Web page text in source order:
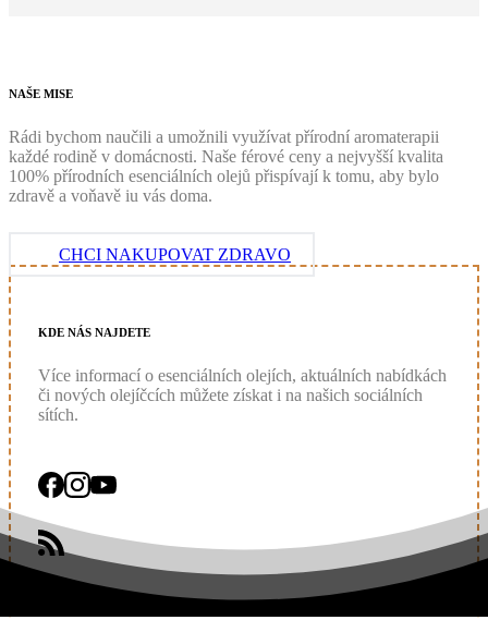
NAŠE MISE
Rádi bychom naučili a umožnili využívat přírodní aromaterapii
každé rodině v domácnosti. Naše férové ceny a nejvyšší kvalita
100% přírodních esenciálních olejů přispívají k tomu, aby bylo
zdravě a voňavě iu vás doma.
CHCI NAKUPOVAT ZDRAVO
KDE NÁS NAJDETE
Více informací o esenciálních olejích, aktuálních nabídkách
či nových olejíčcích můžete získat i na našich sociálních
sítích.